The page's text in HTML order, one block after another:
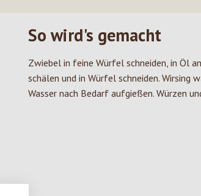
So wird's gemacht
Zwiebel in feine Würfel schneiden, in Öl
schälen und in Würfel schneiden. Wirsing
Wasser nach Bedarf aufgießen. Würzen